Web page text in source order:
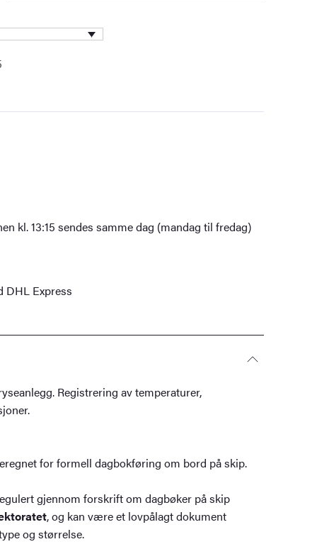
kl. 13:15 sendes samme dag (mandag til fredag)
DHL Express
Registrering av temperaturer,
for formell dagbokføring om bord på skip.
gjennom forskrift om dagbøker på skip
, og kan være et lovpålagt dokument
og størrelse.